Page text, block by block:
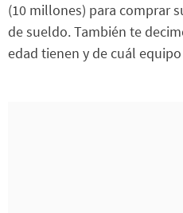
(10 millones) para comprar
de sueldo. También te
edad tienen y de cuál